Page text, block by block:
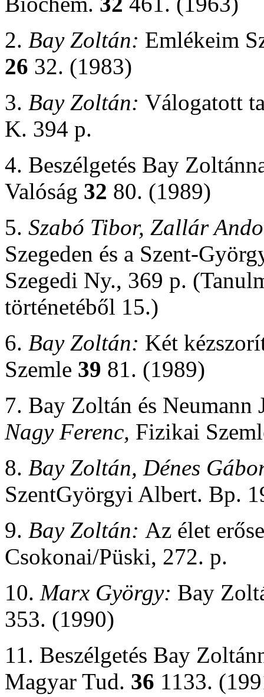
2. Bay Zoltán: Emlékeim
26 32. (1983)
3. Bay Zoltán: Válogatott
K. 394 p.
4. Beszélgetés Bay
Valóság 32 80. (1989)
5. Szabó Tibor, Zallár
Szegeden és a Szent-
Szegedi Ny., 369 p.
történetéből 15.)
6. Bay Zoltán: Két
Szemle 39 81. (1989)
7. Bay Zoltán és Neumann
Nagy Ferenc, Fizikai
8. Bay Zoltán, Dénes
SzentGyörgyi Albert. Bp.
9. Bay Zoltán: Az élet
Csokonai/Püski, 272. p.
10. Marx György: Bay
353. (1990)
11. Beszélgetés Bay
Magyar Tud. 36 1133.